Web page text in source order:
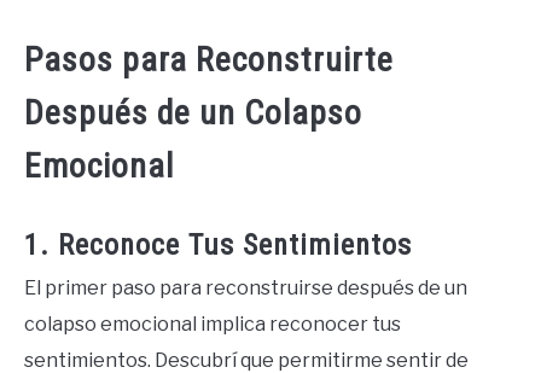
Pasos para Reconstruirte
Después de un Colapso
Emocional
1. Reconoce Tus Sentimientos
El primer paso para reconstruirse después de un
colapso emocional implica reconocer tus
sentimientos. Descubrí que permitirme sentir de